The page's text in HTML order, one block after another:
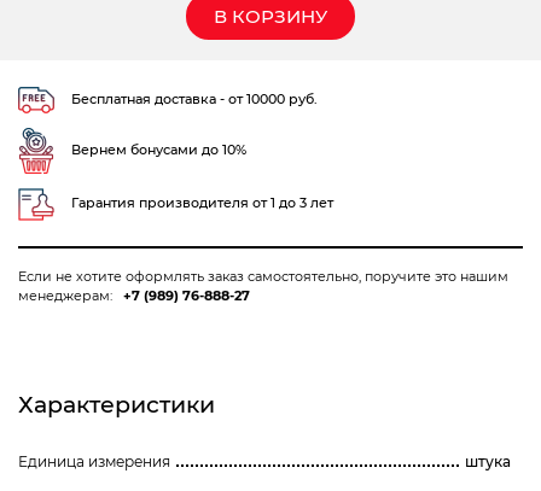
станок
шлифовальный
В КОРЗИНУ
Бесплатная доставка - от 10000 руб.
Вернем бонусами до 10%
Гарантия производителя от 1 до 3 лет
Если не хотите оформлять заказ самостоятельно, поручите это нашим
менеджерам:
+7 (989) 76-888-27
Характеристики
Единица измерения штука